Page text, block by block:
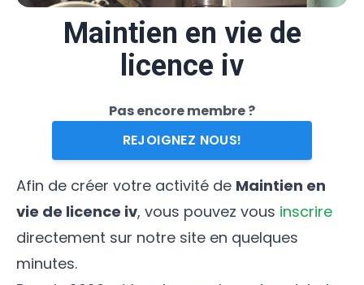
Maintien en vie de
licence iv
Pas encore membre ?
REJOIGNEZ NOUS!
Afin de créer votre activité de Maintien en
vie de licence iv, vous pouvez vous inscrire
directement sur notre site en quelques
minutes.